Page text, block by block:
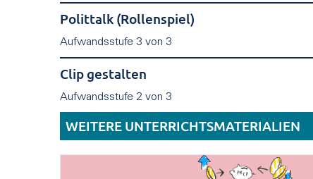
Polittalk (Rollenspiel)
Aufwandsstufe 3 von 3
Clip gestalten
Aufwandsstufe 2 von 3
WEITERE UNTERRICHTSMATERIALIEN